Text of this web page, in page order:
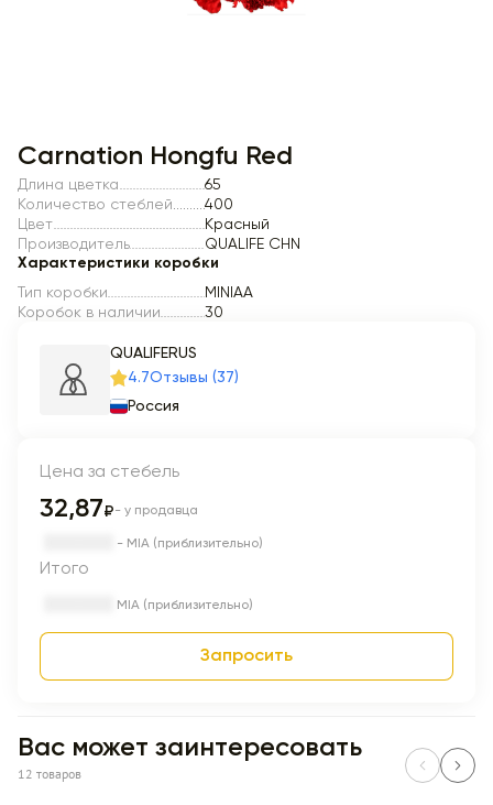
Item 1 of 1
Carnation Hongfu Red
Длина цветка
65
Количество стеблей
400
Цвет
Красный
Производитель
QUALIFE CHN
Характеристики коробки
Тип коробки
MINIAA
Коробок в наличии
30
QUALIFERUS
4.7Отзывы (37)
Россия
Цена за стебель
32,87₽- у продавца
- MIA (приблизительно)
Итого
MIA (приблизительно)
Запросить
Вас может заинтересовать
12 товаров